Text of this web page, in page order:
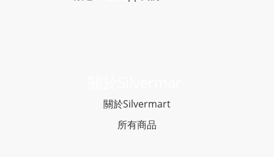
關於Silvermart
所有商品